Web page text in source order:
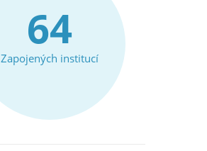
64
Zapojených institucí